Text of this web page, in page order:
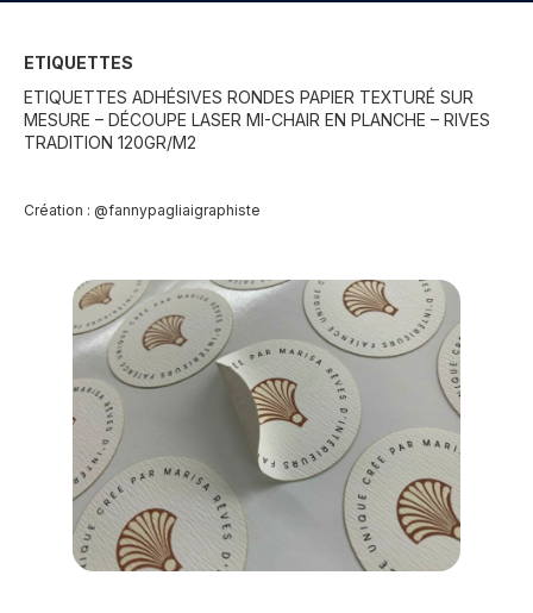
ETIQUETTES
ETIQUETTES ADHÉSIVES RONDES PAPIER TEXTURÉ SUR
MESURE – DÉCOUPE LASER MI-CHAIR EN PLANCHE – RIVES
TRADITION 120GR/M2
Création : @fannypagliaigraphiste